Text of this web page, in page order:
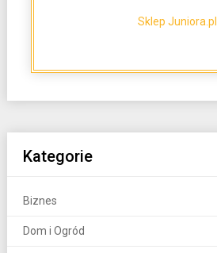
Sklep Juniora.pl
Kategorie
Biznes
Dom i Ogród